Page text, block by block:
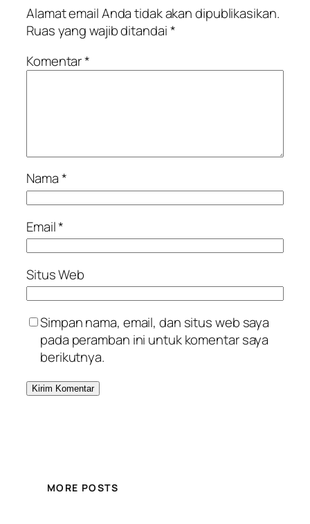
Alamat email Anda tidak akan dipublikasikan.
Ruas yang wajib ditandai*
Komentar*
Nama*
Email*
Situs Web
Simpan nama, email, dan situs web saya
pada peramban ini untuk komentar saya
berikutnya.
MORE POSTS